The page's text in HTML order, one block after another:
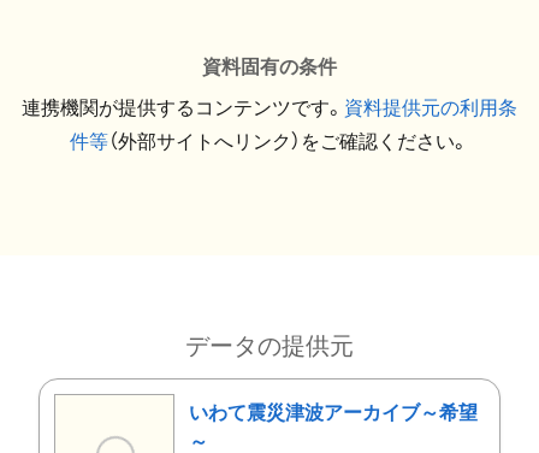
資料固有の条件
連携機関が提供するコンテンツです。 資料提供元の利用条
件等（外部サイトへリンク）をご確認ください。
データの提供元
いわて震災津波アーカイブ～希望
～